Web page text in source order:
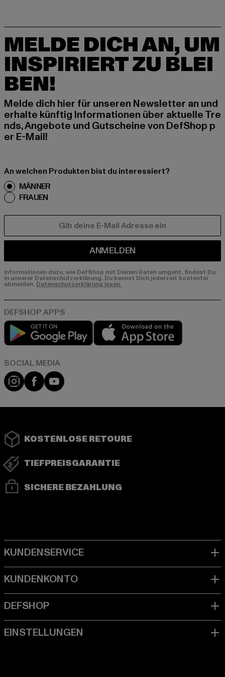
MELDE DICH AN, UM
INSPIRIERT ZU BLEI
BEN!
Melde dich hier für unseren Newsletter an und
erhalte künftig Informationen über aktuelle Tre
nds, Angebote und Gutscheine von DefShop p
er E-Mail!
An welchen Produkten bist du interessiert?
MÄNNER
FRAUEN
ANMELDEN
Informationen dazu, wie DefShop mit Deinen Daten umgeht, findest Du
in unserer Datenschutzerklärung. Du kannst Dich jederzeit kostenfei
abmelden. Datenschutzerklärung lesen.
Play market
Instagram
FacebookYouTube
KOSTENLOSE RETOURE
TIEFPREISGARANTIE
SICHERE BEZAHLUNG